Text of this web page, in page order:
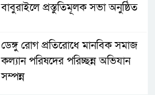
বাবুরাইলে প্রস্তুতিমূলক সভা অনুষ্ঠিত
ডেঙ্গু রোগ প্রতিরোধে মানবিক সমাজ
কল্যান পরিষদের পরিচ্ছন্ন অভিযান
সম্পন্ন